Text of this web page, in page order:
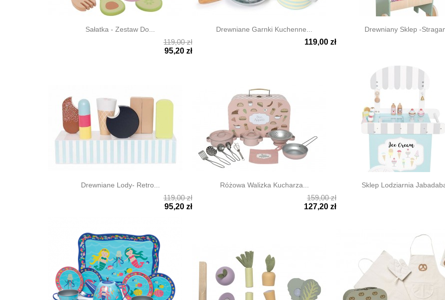
Sałatka - Zestaw Do...
119,00 zł
95,20 zł
Drewniane Garnki Kuchenne...
119,00 zł
Drewniany Sklep -
Drewniane Lody- Retro...
119,00 zł
95,20 zł
Różowa Walizka Kucharza...
159,00 zł
127,20 zł
Sklep Lodziarnia